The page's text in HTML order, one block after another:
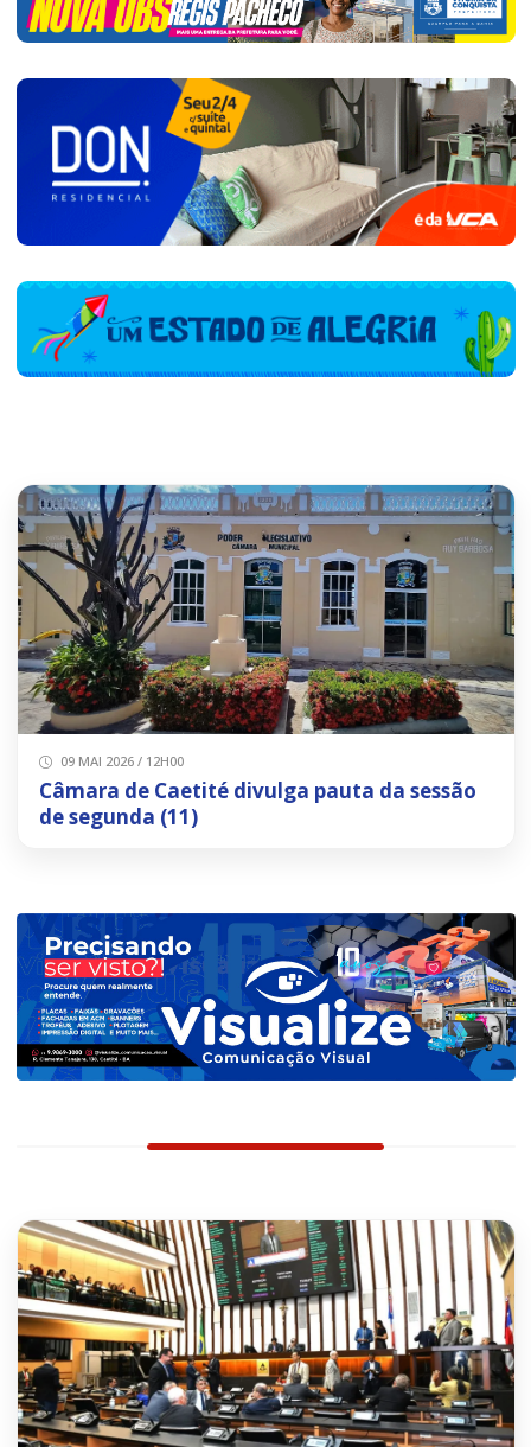
09 MAI 2026 / 12H00
Câmara de Caetité divulga pauta da sessão
de segunda (11)